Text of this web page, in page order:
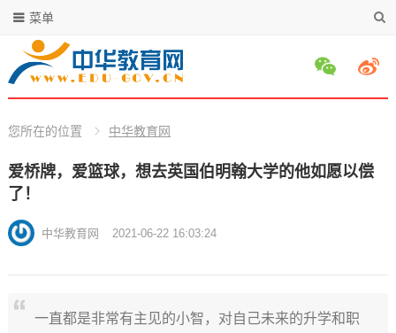
菜单
您所在的位置 中华教育网
爱桥牌，爱篮球，想去英国伯明翰大学的他如愿以偿
了！
中华教育网 2021-06-22 16:03:24
一直都是非常有主见的小智，对自己未来的升学和职